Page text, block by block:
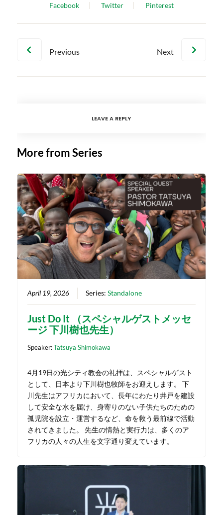
Facebook Twitter Pinterest
Previous Next
LEAVE A REPLY
More from Series
April 19, 2026 Series:Standalone
Just Do It （スペシャルゲストメッセ
ージ 下川樹也先生）
Speaker:Tatsuya Shimokawa
4月19日の光シティ教会の礼拝は、スペシャルゲスト
として、日本より下川樹也牧師をお迎えします。 下
川先生はアフリカにおいて、長年にわたり井戸を建設
して安全な水を届け、身寄りのない子供たちのための
孤児院を設立・運営するなど、命を救う最前線で活動
されてきました。 先生の情熱と実行力は、多くのア
フリカの人々の人生を文字通り変えています。